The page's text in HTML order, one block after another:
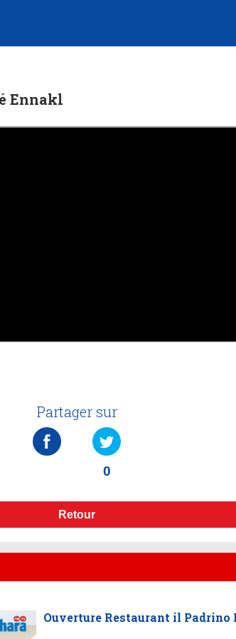
Ennakl
Partager sur
0
Retour
Ouverture Restaurant il Padrino